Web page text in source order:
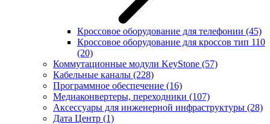
Кроссовое оборудование для телефонии (45)
Кроссовое оборудование для кроссов тип 110
(20)
Коммутационные модули KeyStone (57)
Кабельные каналы (228)
Программное обеспечение (16)
Медиаконвертеры, переходники (107)
Аксессуары для инженерной инфраструктуры (28)
Дата Центр (1)